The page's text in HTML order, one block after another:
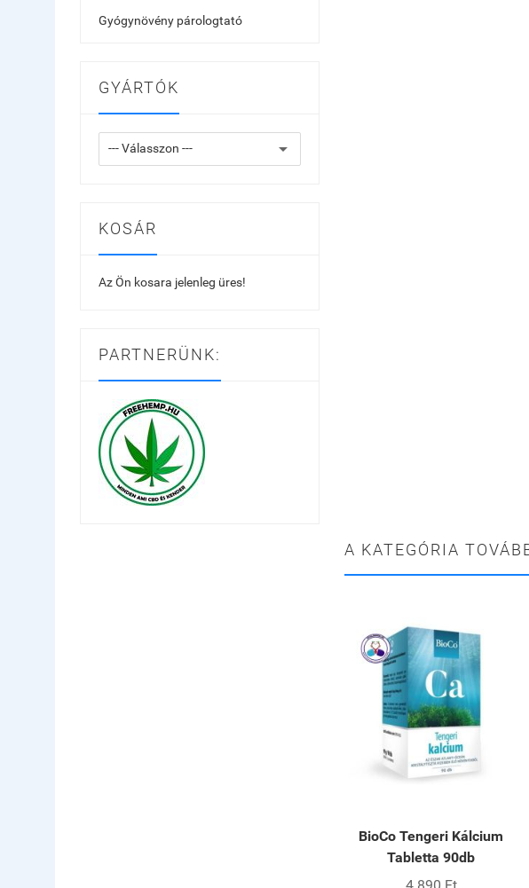
Gyógynövény párologtató
GYÁRTÓK
KOSÁR
Az Ön kosara jelenleg üres!
PARTNERÜNK:
A KATEGÓRIA
BioCo Tengeri Kálcium
Tabletta 90db